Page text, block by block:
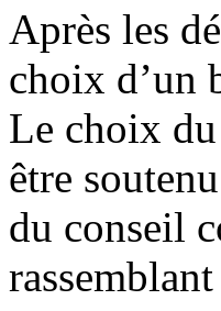
Après les
choix d’un
Le choix
être
du conseil